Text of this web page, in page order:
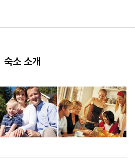
숙소 소개